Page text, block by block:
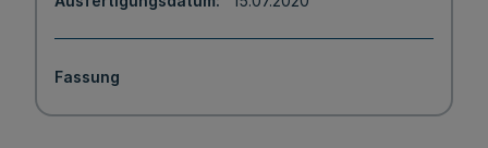
Fassung